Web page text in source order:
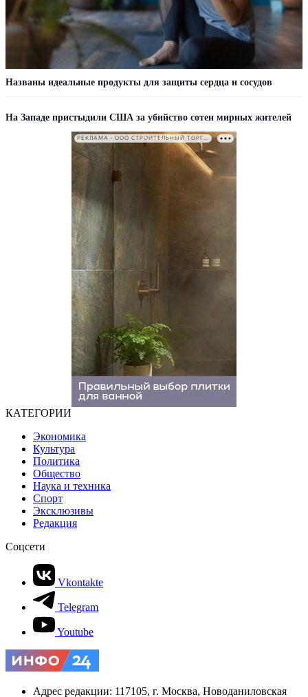
Названы идеальные продукты для защиты сердца и сосудов
На Западе пристыдили США за убийство сотен мирных жителей
РЕКЛАМА • ООО СТРОИТЕЛЬНЫЙ ТОРГОВЫЙ ДОМ «ПЕТРОВИЧ». ИНН: 7802348846
КАТЕГОРИИ
Экономика
Культура
Политика
Общество
Наука и техника
Спорт
Эксклюзивы
Редакция
Соцсети
Vkontakte
Telegram
Youtube
Адрес редакции: 117105, г. Москва, Новоданиловская